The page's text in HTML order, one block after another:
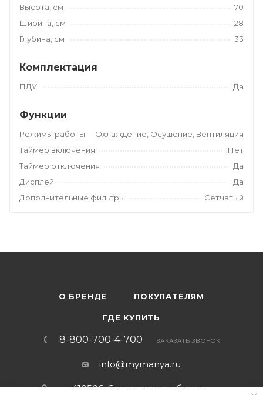
Высота, см
70
Ширина, см
28
Глубина, см
33
Комплектация
ПДУ Да
Функции
Режимы работы
Охлаждение, Осушение, Вентиляция
Таймер включения
Нет
Таймер отключения
Да
Дисплей
Да
Дополнительные фильтры
Сетчатый
О БРЕНДЕ ПОКУПАТЕЛЯМ
ГДЕ КУПИТЬ
8-800-700-4-700 ЗАКАЗАТЬ ЗВОНОК
info@mymanya.ru
410506, Саратовская область,